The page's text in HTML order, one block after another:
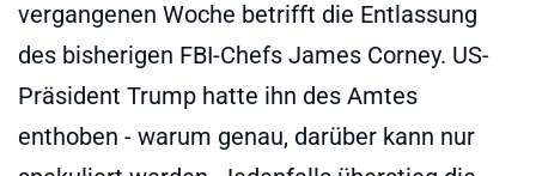
vergangenen Woche betrifft die Entlassung
des bisherigen FBI-Chefs James Corney. US-
Präsident Trump hatte ihn des Amtes
enthoben - warum genau, darüber kann nur